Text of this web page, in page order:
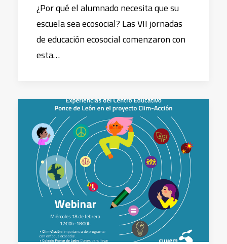
¿Por qué el alumnado necesita que su
escuela sea ecosocial? Las VII jornadas
de educación ecosocial comenzaron con
esta…